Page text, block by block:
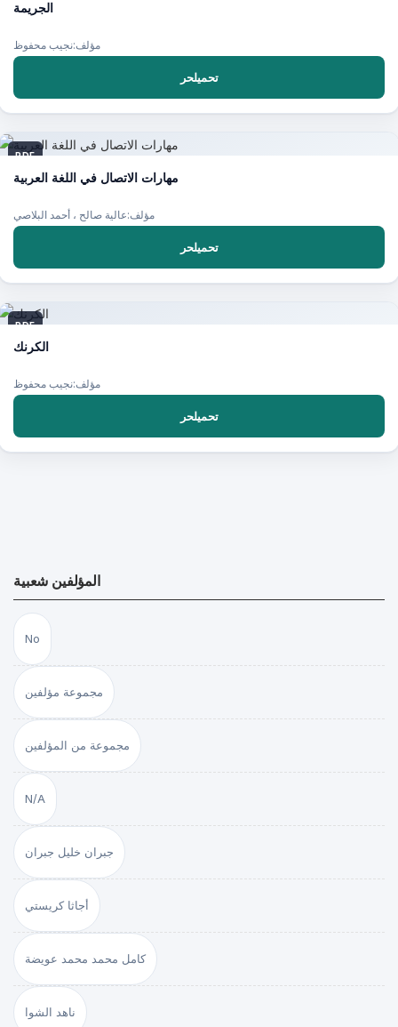
الجريمة
مؤلف:نجيب محفوظ
تحميلحر
PDF
مهارات الاتصال في اللغة العربية
مؤلف:عالية صالح ، أحمد البلاصي
تحميلحر
PDF
الكرنك
مؤلف:نجيب محفوظ
تحميلحر
المؤلفين شعبية
No
مجموعة مؤلفين
مجموعة من المؤلفين
N/A
جبران خليل جبران
أجاثا كريستي
كامل محمد محمد عويضة
ناهد الشوا